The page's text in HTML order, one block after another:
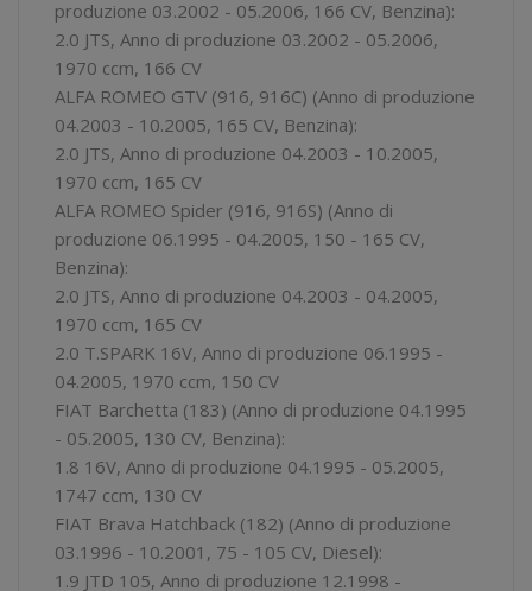
produzione 03.2002 - 05.2006, 166 CV, Benzina):
2.0 JTS, Anno di produzione 03.2002 - 05.2006,
1970 ccm, 166 CV
ALFA ROMEO GTV (916, 916C) (Anno di produzione
04.2003 - 10.2005, 165 CV, Benzina):
2.0 JTS, Anno di produzione 04.2003 - 10.2005,
1970 ccm, 165 CV
ALFA ROMEO Spider (916, 916S) (Anno di
produzione 06.1995 - 04.2005, 150 - 165 CV,
Benzina):
2.0 JTS, Anno di produzione 04.2003 - 04.2005,
1970 ccm, 165 CV
2.0 T.SPARK 16V, Anno di produzione 06.1995 -
04.2005, 1970 ccm, 150 CV
FIAT Barchetta (183) (Anno di produzione 04.1995
- 05.2005, 130 CV, Benzina):
1.8 16V, Anno di produzione 04.1995 - 05.2005,
1747 ccm, 130 CV
FIAT Brava Hatchback (182) (Anno di produzione
03.1996 - 10.2001, 75 - 105 CV, Diesel):
1.9 JTD 105, Anno di produzione 12.1998 -